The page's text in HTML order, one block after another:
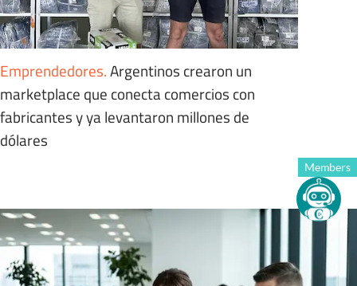
Emprendedores.Argentinos crearon un
marketplace que conecta comercios con
fabricantes y ya levantaron millones de
dólares
Members